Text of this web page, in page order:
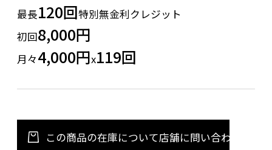
最長120回特別無金利クレジット
初回8,000円
月々4,000円x119回
この商品の在庫について店舗に問い合わせる